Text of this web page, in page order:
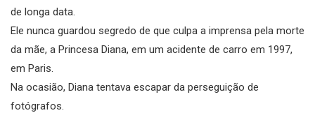
de longa data.
Ele nunca guardou segredo de que culpa a imprensa pela morte
da mãe, a Princesa Diana, em um acidente de carro em 1997,
em Paris.
Na ocasião, Diana tentava escapar da perseguição de
fotógrafos.